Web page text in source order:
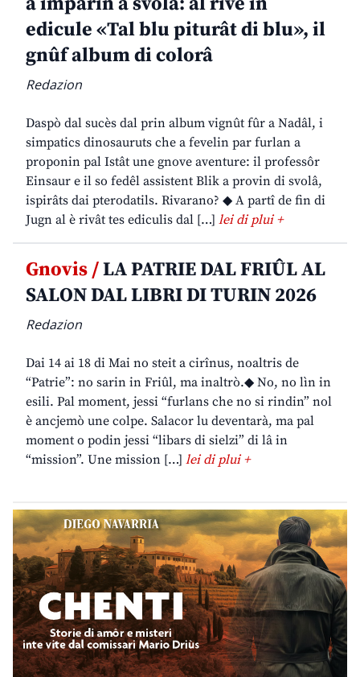
edicule «Tal blu piturât di blu», il
gnûf album di colorâ
Redazion
Daspò dal sucès dal prin album vignût fûr a Nadâl, i
simpatics dinosauruts che a fevelin par furlan a
proponin pal Istât une gnove aventure: il professôr
Einsaur e il so fedêl assistent Blik a provin di svolâ,
ispirâts dai pterodatils. Rivarano? ◆ A partî de fin di
Jugn al è rivât tes ediculis dal […] lei di plui +
Gnovis /LA PATRIE DAL FRIÛL AL
SALON DAL LIBRI DI TURIN 2026
Redazion
Dai 14 ai 18 di Mai no steit a cirînus, noaltris de
“Patrie”: no sarin in Friûl, ma inaltrò.◆ No, no lìn in
esili. Pal moment, jessi “furlans che no si rindin” nol
è ancjemò une colpe. Salacor lu deventarà, ma pal
moment o podin jessi “libars di sielzi” di lâ in
“mission”. Une mission […] lei di plui +